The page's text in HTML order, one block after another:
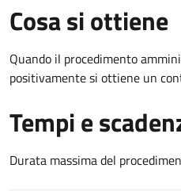
Cosa si ottiene
Quando il procedimento
positivamente si ottiene un
Tempi e
Durata massima del